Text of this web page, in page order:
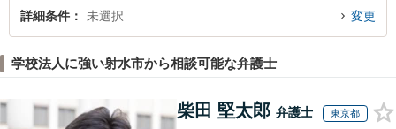
詳細条件 未選択 変更
学校法人に強い射水市から相談可能な弁護士
柴田 堅太郎 弁護士 東京都